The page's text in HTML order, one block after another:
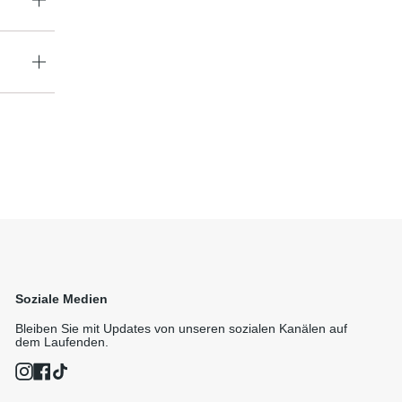
Soziale Medien
Bleiben Sie mit Updates von unseren sozialen Kanälen auf
dem Laufenden.
Instagram
Facebook